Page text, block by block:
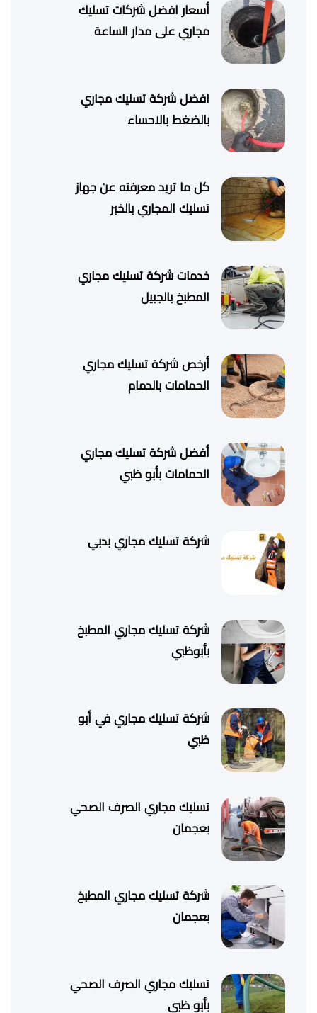
أسعار افضل شركات تسليك
مجاري على مدار الساعة
افضل شركة تسليك مجاري
بالضغط بالاحساء
كل ما تريد معرفته عن جهاز
تسليك المجاري بالخبر
خدمات شركة تسليك مجاري
المطبخ بالجبيل
أرخص شركة تسليك مجاري
الحمامات بالدمام
أفضل شركة تسليك مجاري
الحمامات بأبو ظبي
شركة تسليك مجاري بدبي
شركة تسليك مجاري المطبخ
بأبوظبي
شركة تسليك مجاري في أبو
ظبي
تسليك مجاري الصرف الصحي
بعجمان
شركة تسليك مجاري المطبخ
بعجمان
تسليك مجاري الصرف الصحي
بأبو ظبي